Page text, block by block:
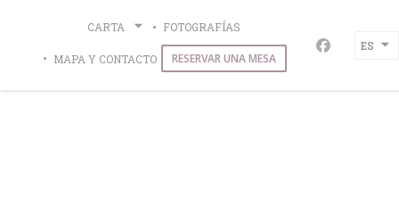
CARTA FOTOGRAFÍAS
MAPA Y CONTACTO RESERVAR UNA MESA Facebook
ES